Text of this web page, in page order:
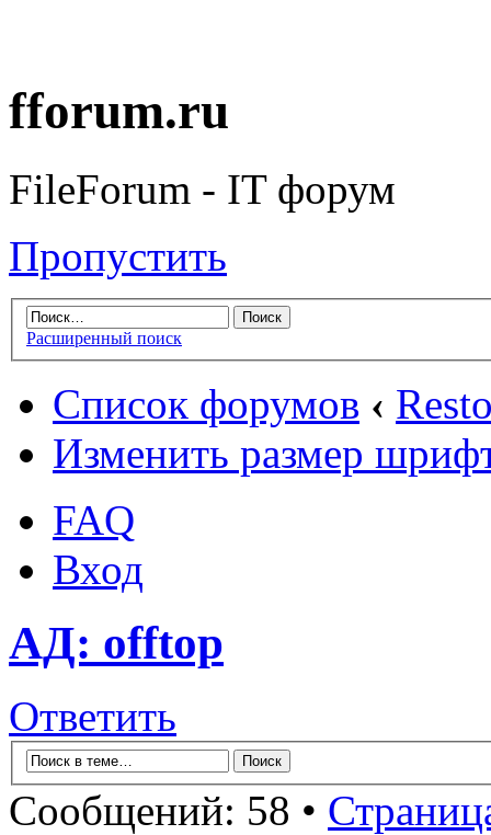
fforum.ru
FileForum - IT форум
Пропустить
Расширенный поиск
Список форумов ‹
Изменить размер
FAQ
Вход
АД: offtop
Ответить
Сообщений: 58 •